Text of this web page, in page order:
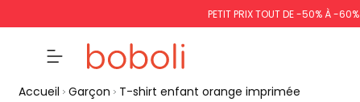
PETIT PRIX TOUT DE -50% À -60%
Accueil Garçon T-shirt enfant orange imprimée